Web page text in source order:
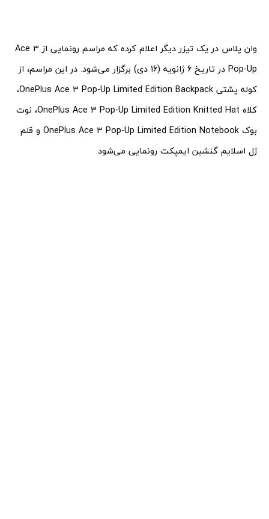
وان پلاس در یک تیزر دیگر اعلام کرده که مراسم رونمایی از Ace 3
Pop-Up در تاریخ 6 ژانویه (16 دی) برگزار می‌شود. در این مراسم، از
کوله پشتی OnePlus Ace 3 Pop-Up Limited Edition Backpack،
کلاه OnePlus Ace 3 Pop-Up Limited Edition Knitted Hat، نوت
بوک OnePlus Ace 3 Pop-Up Limited Edition Notebook و قلم
ژل اسلایم گنشین ایمپکت رونمایی می‌شود.